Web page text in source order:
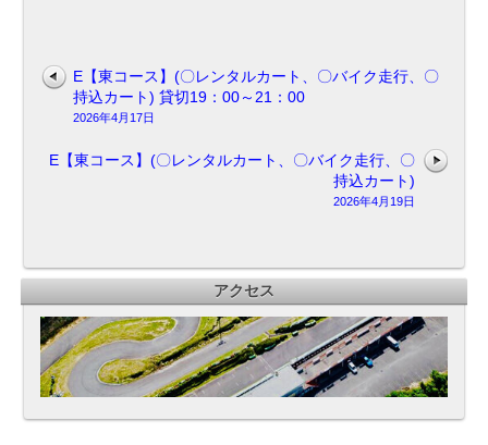
E【東コース】(〇レンタルカート、〇バイク走行、〇
持込カート) 貸切19：00～21：00
2026年4月17日
E【東コース】(〇レンタルカート、〇バイク走行、〇
持込カート)
2026年4月19日
アクセス